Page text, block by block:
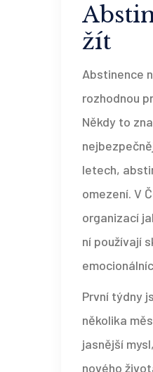
žít
Abstinence
rozhodnou
Někdy to
letech,
omezení. V
organizací
ní používají
První týdny
několika
jasnější
nového